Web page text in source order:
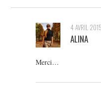
4 AVRIL 2015
ALINA
Merci…